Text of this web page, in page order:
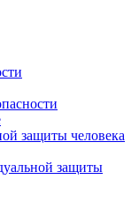
защиты человека
защиты